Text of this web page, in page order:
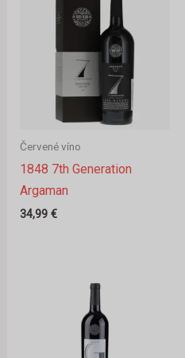
Červené víno
1848 7th Generation
Argaman
34,99 €